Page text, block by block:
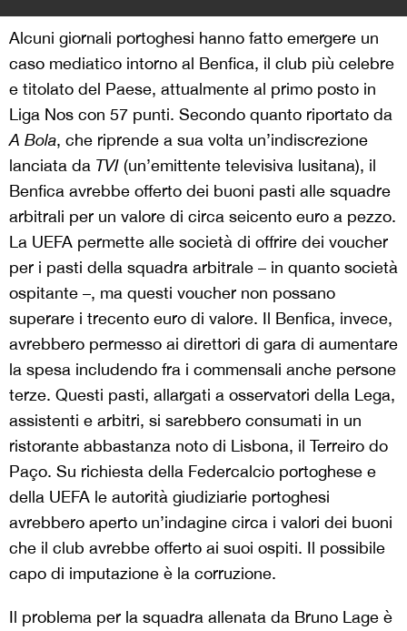
Alcuni giornali portoghesi hanno fatto emergere un
caso mediatico intorno al Benfica, il club più celebre
e titolato del Paese, attualmente al primo posto in
Liga Nos con 57 punti. Secondo quanto riportato da
A Bola, che riprende a sua volta un’indiscrezione
lanciata da TVI (un’emittente televisiva lusitana), il
Benfica avrebbe offerto dei buoni pasti alle squadre
arbitrali per un valore di circa seicento euro a pezzo.
La UEFA permette alle società di offrire dei voucher
per i pasti della squadra arbitrale – in quanto società
ospitante –, ma questi voucher non possano
superare i trecento euro di valore. Il Benfica, invece,
avrebbero permesso ai direttori di gara di aumentare
la spesa includendo fra i commensali anche persone
terze. Questi pasti, allargati a osservatori della Lega,
assistenti e arbitri, si sarebbero consumati in un
ristorante abbastanza noto di Lisbona, il Terreiro do
Paço. Su richiesta della Federcalcio portoghese e
della UEFA le autorità giudiziarie portoghesi
avrebbero aperto un’indagine circa i valori dei buoni
che il club avrebbe offerto ai suoi ospiti. Il possibile
capo di imputazione è la corruzione.
Il problema per la squadra allenata da Bruno Lage è